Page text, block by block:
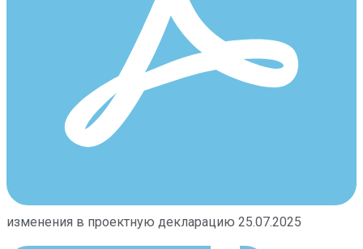
изменения в проектную декларацию 25.07.2025